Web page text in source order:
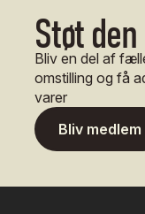
Støt
Bliv en del af
omstilling og få
varer
Bliv medlem